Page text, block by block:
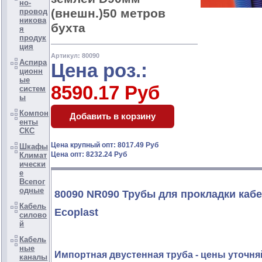
но-
провод
никова
я
продук
ция
Аспира
ционн
ые
систем
ы
Компон
енты
СКС
Шкафы
Климат
ически
е
Всепог
одные
Кабель
силово
й
Кабель
ные
каналы
(внешн.)50 метров
бухта
Артикул: 80090
Цена роз.:
8590.17 Руб
Цена крупный опт: 8017.49 Руб
Цена опт: 8232.24 Руб
80090 NR090 Трубы для прокладки
Ecoplast
Импортная двустенная труба - цены